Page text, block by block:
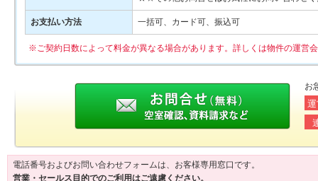
お支払い方法 一括可、カード可、振込可
※ご契約日数によって料金が異なる場合があります。詳しくは物件の運営
お
電話番号およびお問い合わせフォームは、お客様専用窓口です。
営業・セールス目的でのご利用はご遠慮ください。